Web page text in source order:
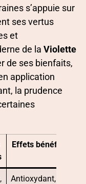
s’appuie sur
ses vertus
et
de la Violette
de ses bienfaits,
application
la prudence
Effets bénéfiques
Antioxydant,